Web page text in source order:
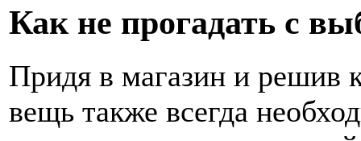
Как не прогадать с
Придя в магазин и решив
вещь также всегда